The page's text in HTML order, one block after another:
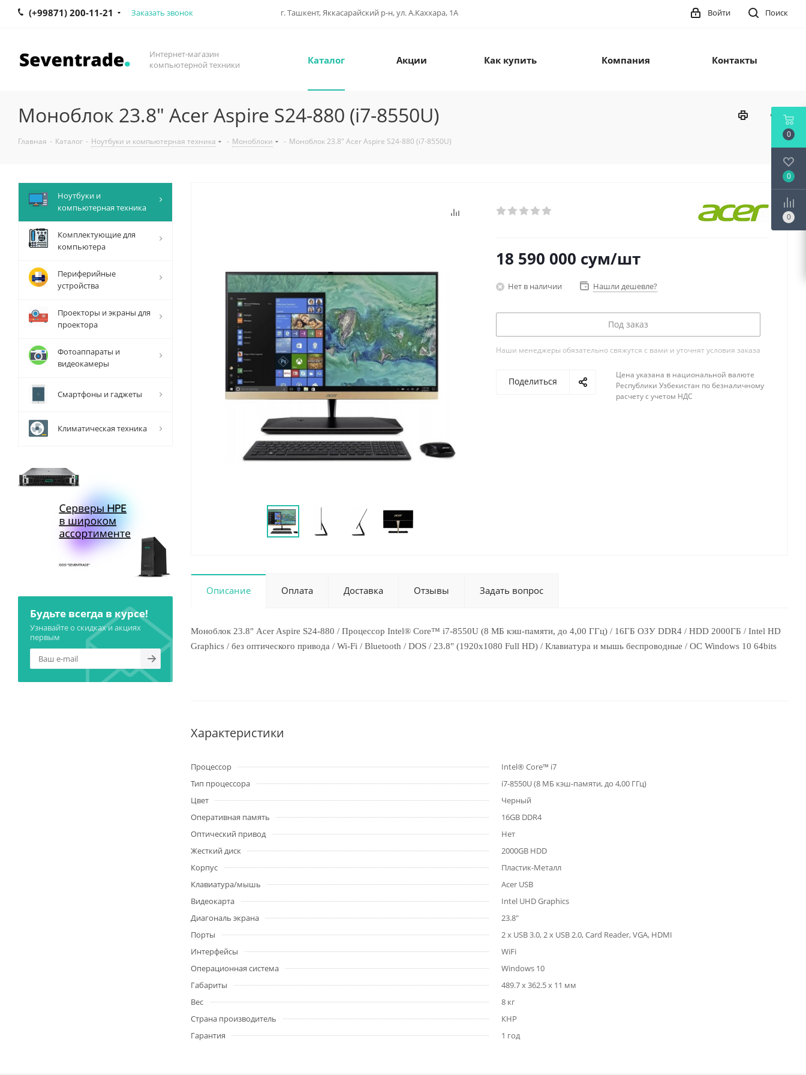
(+99871) 200-11-21 Заказать звонок г. Ташкент, Яккасарайский р-н, ул. А.Каххара, 1А Поиск
Войти
Интернет-магазин
компьютерной техники
Каталог Акции Как купить Компания Контакты
Моноблок 23.8" Acer Aspire S24-880 (i7-8550U)
Главная - Каталог - Ноутбуки и компьютерная техника - Моноблоки - Моноблок 23.8" Acer Aspire S24-880 (i7-8550U)
18 590 000 сум/шт
Нет в наличии Нашли дешевле?
Под заказ
Наши менеджеры обязательно свяжутся с вами и уточнят условия заказа
Поделиться
Цена указана в национальной валюте
Республики Узбекистан по безналичному
расчету с учетом НДС
Описание Оплата Доставка Отзывы Задать вопрос
Моноблок 23.8" Acer Aspire S24-880 / Процессор Intel® Core™ i7-8550U (8 МБ кэш-памяти, до 4,00 ГГц) / 16ГБ ОЗУ DDR4 / HDD 2000ГБ / Intel HD
Graphics / без оптического привода / Wi-Fi / Bluetooth / DOS / 23.8" (1920x1080 Full HD) / Клавиатура и мышь беспроводные / OC Windows 10 64bits
Характеристики
Процессор
Intel® Core™ i7
Тип процессора
i7-8550U (8 МБ кэш-памяти, до 4,00 ГГц)
Цвет
Черный
Оперативная память
16GB DDR4
Оптический привод
Нет
Жесткий диск
2000GB HDD
Корпус
Пластик-Металл
Клавиатура/мышь
Acer USB
Видеокарта
Intel UHD Graphics
Диагональ экрана
23.8"
Порты
2 x USB 3.0, 2 x USB 2.0, Card Reader, VGA, HDMI
Интерфейсы
WiFi
Операционная система
Windows 10
Габариты
489.7 x 362.5 x 11 мм
Вес
8 кг
Страна производитель
КНР
Гарантия
1 год
Ноутбуки и
компьютерная техника
Комплектующие для
компьютера
Периферийные
устройства
Проекторы и экраны для
проектора
Фотоаппараты и
видеокамеры
Смартфоны и гаджеты
Климатическая техника
Будьте всегда в курсе!
Узнавайте о скидках и акциях
первым
0
0
0